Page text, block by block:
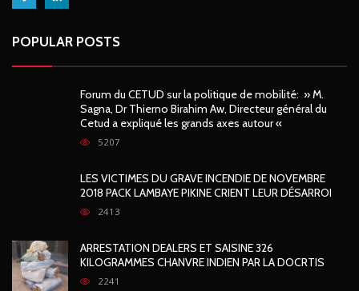
POPULAR POSTS
Forum du CETUD sur la politique de mobilité: » M.
Sagna, Dr Thierno Birahim Aw, Directeur général du
Cetud a expliqué les grands axes autour «
5207
LES VICTIMES DU GRAVE INCENDIE DE NOVEMBRE
2018 PACK LAMBAYE PIKINE CRIENT LEUR DÉSARROI
2413
ARRESTATION DEALERS ET SAISINE 326
KILOGRAMMES CHANVRE INDIEN PAR LA DOCRTIS
2241